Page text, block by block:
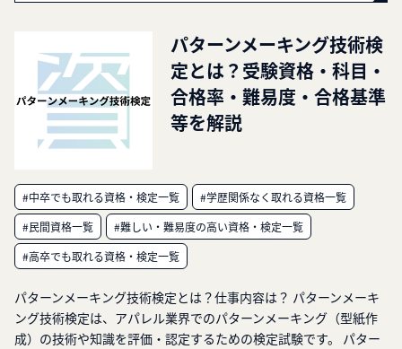
パターンメーキング技術検
定とは？受験資格・科目・
合格率・難易度・合格基準
等を解説
#中卒でも取れる資格・検定一覧
#学歴関係なく取れる資格一覧
#民間資格一覧
#難しい・難易度の高い資格・検定一覧
#高卒でも取れる資格・検定一覧
パターンメーキング技術検定とは？仕事内容は？ パターンメーキ
ング技術検定は、アパレル業界でのパターンメーキング（型紙作
成）の技術や知識を評価・認定するための検定試験です。 パター